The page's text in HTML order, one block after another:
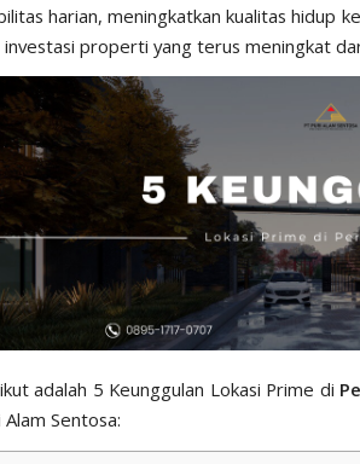
harian, meningkatkan kualitas hidup
investasi properti yang terus meningkat
adalah 5 Keunggulan Lokasi Prime di
Alam Sentosa: